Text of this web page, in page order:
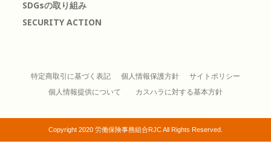
SDGsの取り組み
SECURITY ACTION
特定商取引に基づく表記 個人情報保護方針
サイトポリシー
個人情報提供について
カスハラに対する基本方針
Copyright 2020 労働保険事務組合RJC All Rights Reserved.